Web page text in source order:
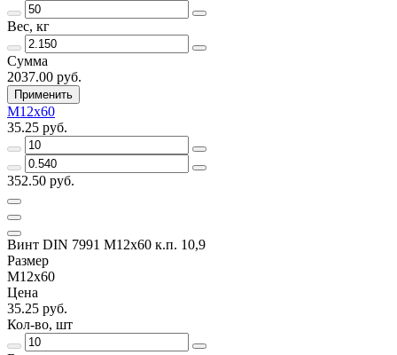
Вес, кг
Сумма
2037.00 руб.
Применить
M12x60
35.25 руб.
352.50 руб.
Винт DIN 7991 M12х60 к.п. 10,9
Размер
M12x60
Цена
35.25 руб.
Кол-во, шт